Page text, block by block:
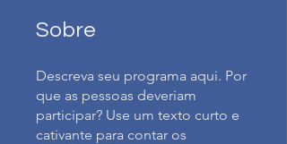
Sobre
Descreva seu programa aqui. Por
que as pessoas deveriam
participar? Use um texto curto e
cativante para contar os